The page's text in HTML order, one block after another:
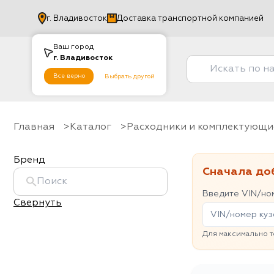
Ваш город
г. Владивосток
Все верно Выбрать другой
г. Владивосток Доставка транспортной компанией
Главная Каталог Расходники и
Бренд
Свернуть
Сначала
Введите VIN/
Для максимально